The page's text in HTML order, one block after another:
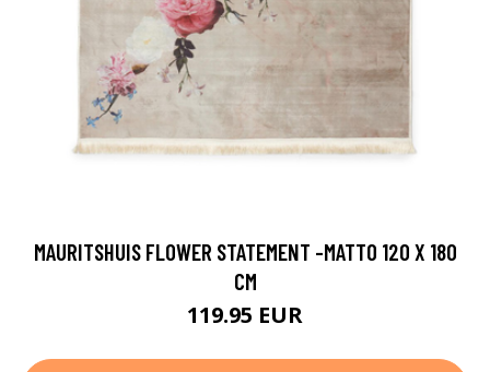
MAURITSHUIS FLOWER STATEMENT -MATTO 120 X 180
CM
119.95 EUR